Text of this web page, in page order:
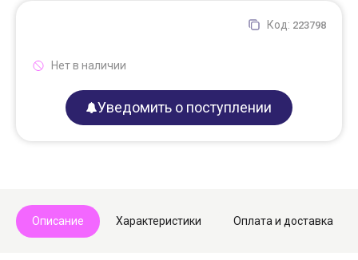
Код: 223798
Нет в наличии
Уведомить о поступлении
Описание Характеристики Оплата и доставка